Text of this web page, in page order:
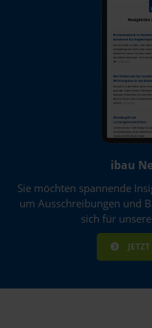
ibau
Sie möchten spannende
um Ausschreibungen und
sich für